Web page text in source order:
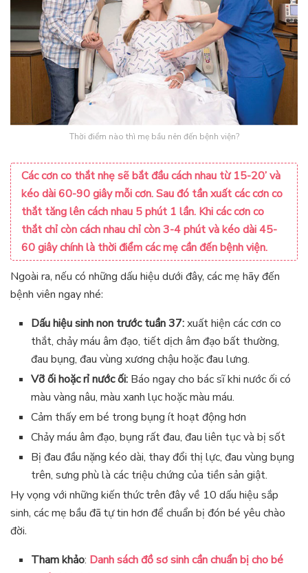
Thời điểm nào thì mẹ bầu nên đến bệnh viện?
Các cơn co thắt nhẹ sẽ bắt đầu cách nhau từ 15-20’ và
kéo dài 60-90 giây mỗi cơn. Sau đó tần xuất các cơn co
thắt tăng lên cách nhau 5 phút 1 lần. Khi các cơn co
thắt chỉ còn cách nhau chỉ còn 3-4 phút và kéo dài 45-
60 giây chính là thời điểm các mẹ cần đến bệnh viện.
Ngoài ra, nếu có những dấu hiệu dưới đây, các mẹ hãy đến
bệnh viên ngay nhé:
Dấu hiệu sinh non trước tuần 37:xuất hiện các cơn co
thắt, chảy máu âm đạo, tiết dịch âm đạo bất thường,
đau bụng, đau vùng xương chậu hoặc đau lưng.
Vỡ ối hoặc rỉ nước ối: Báo ngay cho bác sĩ khi nước ối có
màu vàng nâu, màu xanh lục hoặc màu máu.
Cảm thấy em bé trong bụng ít hoạt động hơn
Chảy máu âm đạo, bụng rất đau, đau liên tục và bị sốt
Bị đau đầu nặng kéo dài, thay đổi thị lực, đau vùng bụng
trên, sưng phù là các triệu chứng của tiền sản giật.
Hy vọng với những kiến thức trên đây về 10 dấu hiệu sắp
sinh, các mẹ bầu đã tự tin hơn để chuẩn bị đón bé yêu chào
đời.
Tham khảo: Danh sách đồ sơ sinh cần chuẩn bị cho bé